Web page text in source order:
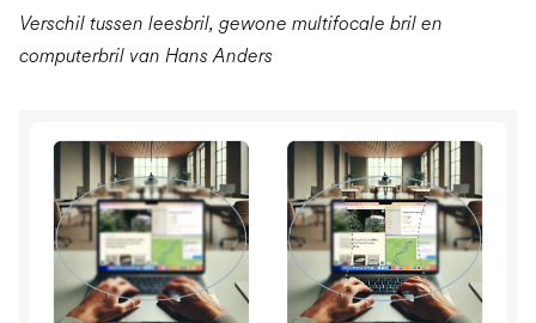
Verschil tussen leesbril, gewone multifocale bril en
computerbril van Hans Anders